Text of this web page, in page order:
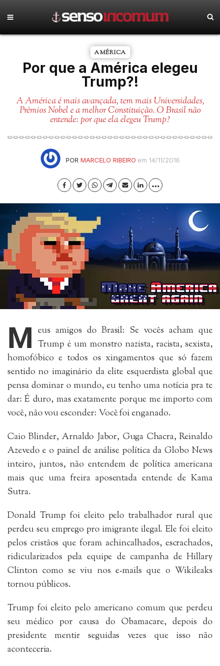
AMÉRICA
Por que a América elegeu
Trump?!
A América é mais avançada, tem mais Universidades,
Prêmios Nobel e a melhor Constituição. O Brasil não
entende: por que ela elegeu Trump?
POR MARCELO RIBEIRO em 14/11/2016
M eus amigos do Brasil: Se vocês acham que
Trump é um monstro nazista, racista, sexista,
homofóbico e todos os xingamentos que só fazem
sentido no imaginário da elite esquerdista global que
pensa dominar o mundo, eu tenho uma notícia pra te
dar: É duro, mas exatamente porque me importo com
você, não vou esconder: Você foi enganado.
Caio Blinder, Arnaldo Jabor, Guga Chacra, Reinaldo
Azevedo e o painel de análise política da Globo News
inteiro, juntos, não entendem de política americana
mais que uma freira aposentada entende de Kama
Sutra.
Donald Trump foi eleito pelo trabalhador rural que
perdeu seu emprego pro imigrante ilegal. Ele foi eleito
pelos cristãos que foram achincalhados, escrachados,
ridicularizados pela equipe de campanha de Hillary
Clinton como se viu nos e-mails que o Wikileaks
tornou públicos.
Trump foi eleito pelo americano comum que perdeu
seu médico por causa do Obamacare, depois do
presidente mentir seguidas vezes que isso não
aconteceria.